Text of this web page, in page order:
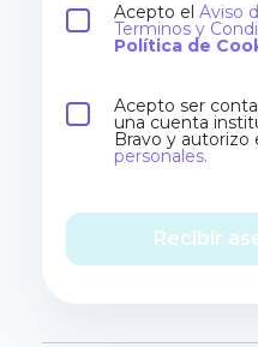
Acepto el Aviso
Terminos y
Política de
Acepto ser
una cuenta
Bravo y autorizo
personales.
Recibir